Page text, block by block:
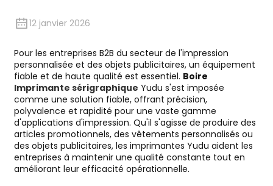
12 janvier 2026
Pour les entreprises B2B du secteur de l'impression
personnalisée et des objets publicitaires, un équipement
fiable et de haute qualité est essentiel. Boire
Imprimante sérigraphique Yudu s'est imposée
comme une solution fiable, offrant précision,
polyvalence et rapidité pour une vaste gamme
d'applications d'impression. Qu'il s'agisse de produire des
articles promotionnels, des vêtements personnalisés ou
des objets publicitaires, les imprimantes Yudu aident les
entreprises à maintenir une qualité constante tout en
améliorant leur efficacité opérationnelle.